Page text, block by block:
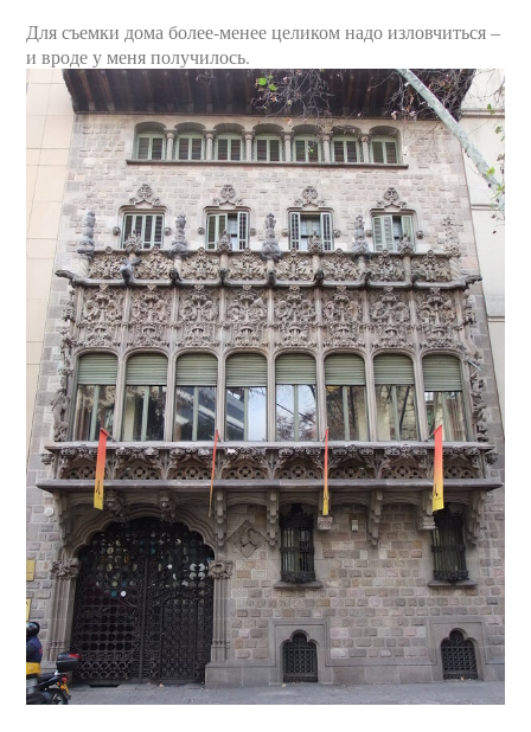
Для съемки дома более-менее целиком надо изловчиться –
и вроде у меня получилось.